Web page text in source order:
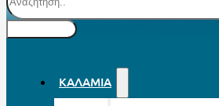
ΚΑΛΆΜΙΑ